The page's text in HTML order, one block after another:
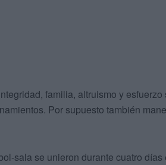
familia, altruismo y
Por supuesto también
sala se unieron durante cuatro